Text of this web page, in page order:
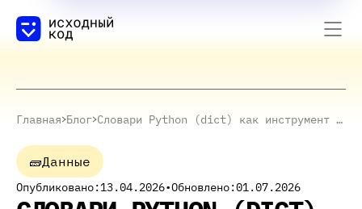
Главная Блог Словари Python (dict) как инструмент частотного анализа текста
🧱Данные
Опубликовано:13.04.2026•Обновлено:01.07.2026